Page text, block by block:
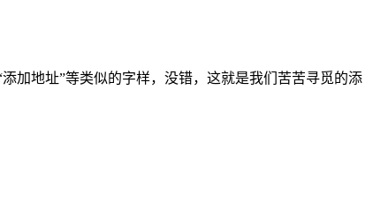
加地址”等类似的字样，没错，这就是我们苦苦寻觅的添